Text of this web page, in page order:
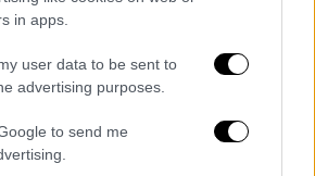
in apps.
user data to be sent to
advertising purposes.
to send me
εποχή, όπου οι νέοι
μετατρέπεται σε
Δεν είναι τυχαίο ότι
διαστάσεις σχεδόν
Ο ΛΕΞ, με το προφίλ του